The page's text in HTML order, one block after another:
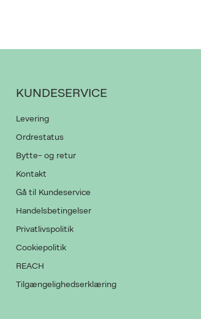
KUNDESERVICE
Levering
Ordrestatus
Bytte- og retur
Kontakt
Gå til Kundeservice
Handelsbetingelser
Privatlivspolitik
Cookiepolitik
REACH
Tilgængelighedserklæring